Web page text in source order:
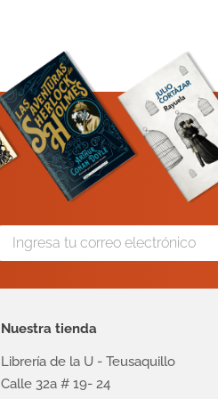
Nuestra tienda
Librería de la U - Teusaquillo
Calle 32a # 19- 24